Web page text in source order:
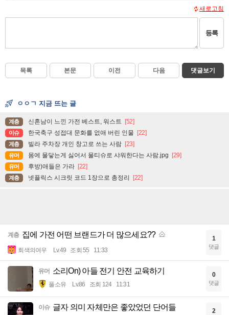
새로고침
등록
목록 본문 이전 다음 댓글보기
ㅇㅇㄱ 지금 뜨는 글
계층 신혼남이 느낀 가전 베스트, 워스트 [52]
이슈 한국축구 성접대 문화를 없애 버린 인물 [22]
계층 빌라 주차장 개인 창고로 쓰는 사람 [23]
유머 몸에 물닿는게 싫어서 물티슈로 샤워한다는 사람.jpg [29]
유머 후방)애들은 가라 [22]
계층 넷플릭스 시크릿 코드 1장으로 총정리 [22]
계층 집에 가전 어떤 브랜드가 더 많으세요??
회색의여우 Lv.49 조회 55 11:33
1
댓글
유머 소리On) 아들 전기 안전 교육하기
풀소유 Lv.86 조회 124 11:31
0
댓글
이슈 글자 의미 자체만은 좋았었던 단어들 2